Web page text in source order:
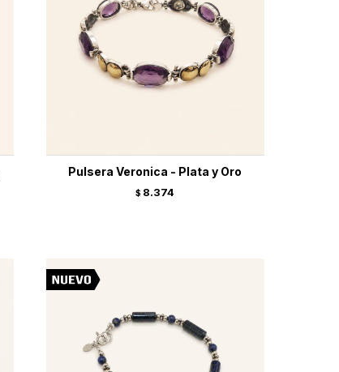
Pulsera Veronica - Plata y Oro
$ 8.374